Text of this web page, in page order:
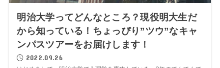
明治大学ってどんなところ？現役明大生だ
から知っている！ちょっぴり”ツウ”なキャ
ンパスツアーをお届けします！
2022.09.26